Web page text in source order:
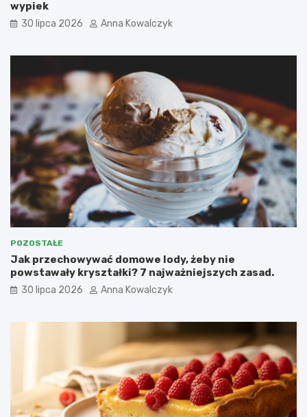
wypiek
30 lipca 2026 Anna Kowalczyk
POZOSTAŁE
Jak przechowywać domowe lody, żeby nie
powstawały kryształki? 7 najważniejszych zasad.
30 lipca 2026 Anna Kowalczyk